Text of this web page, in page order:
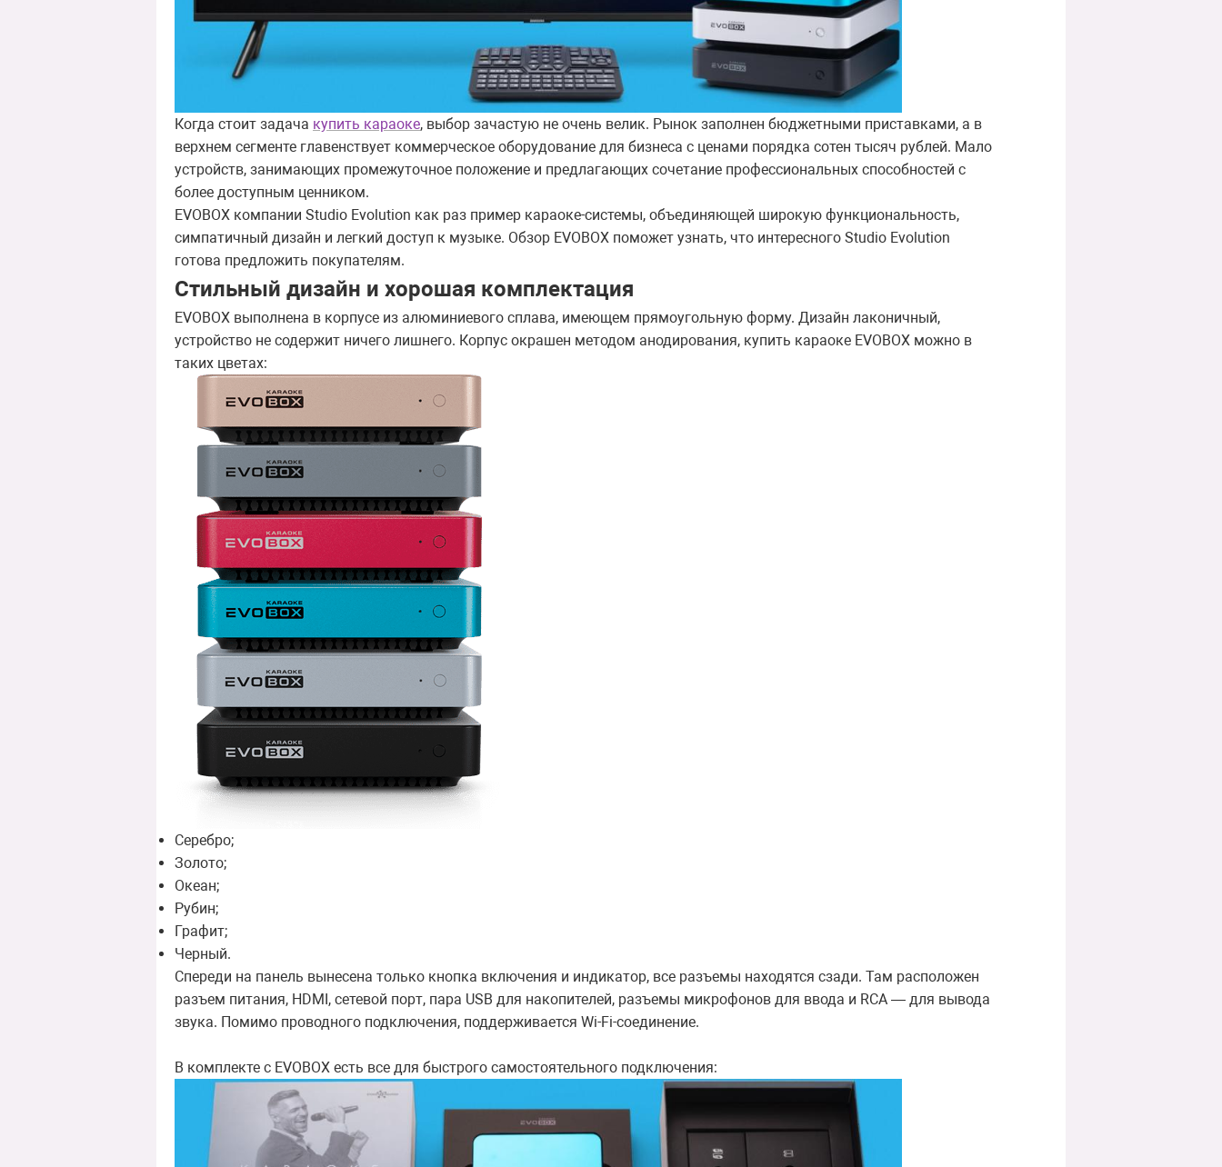
Когда стоит задача купить караоке, выбор зачастую не очень велик. Рынок заполнен бюджетными приставками, а в
верхнем сегменте главенствует коммерческое оборудование для бизнеса с ценами порядка сотен тысяч рублей. Мало
устройств, занимающих промежуточное положение и предлагающих сочетание профессиональных способностей с
более доступным ценником.
EVOBOX компании Studio Evolution как раз пример караоке-системы, объединяющей широкую функциональность,
симпатичный дизайн и легкий доступ к музыке. Обзор EVOBOX поможет узнать, что интересного Studio Evolution
готова предложить покупателям.
Стильный дизайн и хорошая комплектация
EVOBOX выполнена в корпусе из алюминиевого сплава, имеющем прямоугольную форму. Дизайн лаконичный,
устройство не содержит ничего лишнего. Корпус окрашен методом анодирования, купить караоке EVOBOX можно в
таких цветах:
Серебро;
Золото;
Океан;
Рубин;
Графит;
Черный.
Спереди на панель вынесена только кнопка включения и индикатор, все разъемы находятся сзади. Там расположен
разъем питания, HDMI, сетевой порт, пара USB для накопителей, разъемы микрофонов для ввода и RCA — для вывода
звука. Помимо проводного подключения, поддерживается Wi-Fi-соединение.
В комплекте с EVOBOX есть все для быстрого самостоятельного подключения: